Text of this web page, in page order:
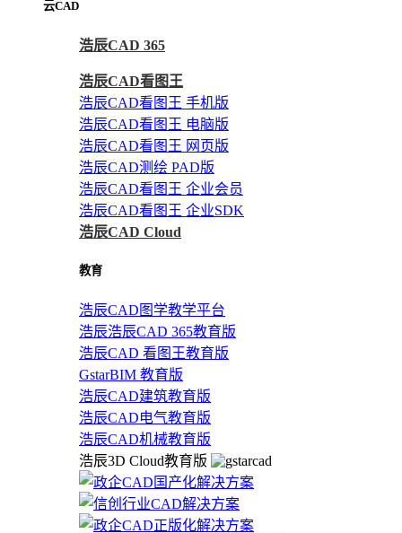
云CAD
浩辰CAD 365
浩辰CAD看图王
浩辰CAD看图王 手机版
浩辰CAD看图王 电脑版
浩辰CAD看图王 网页版
浩辰CAD测绘 PAD版
浩辰CAD看图王 企业会员
浩辰CAD看图王 企业SDK
浩辰CAD Cloud
教育
浩辰CAD图学教学平台
浩辰浩辰CAD 365教育版
浩辰CAD 看图王教育版
GstarBIM 教育版
浩辰CAD建筑教育版
浩辰CAD电气教育版
浩辰CAD机械教育版
浩辰3D Cloud教育版